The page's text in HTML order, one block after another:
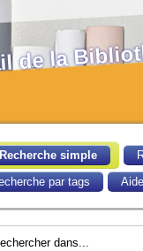
Recherche simple
par tags
Aide
dans...
de la